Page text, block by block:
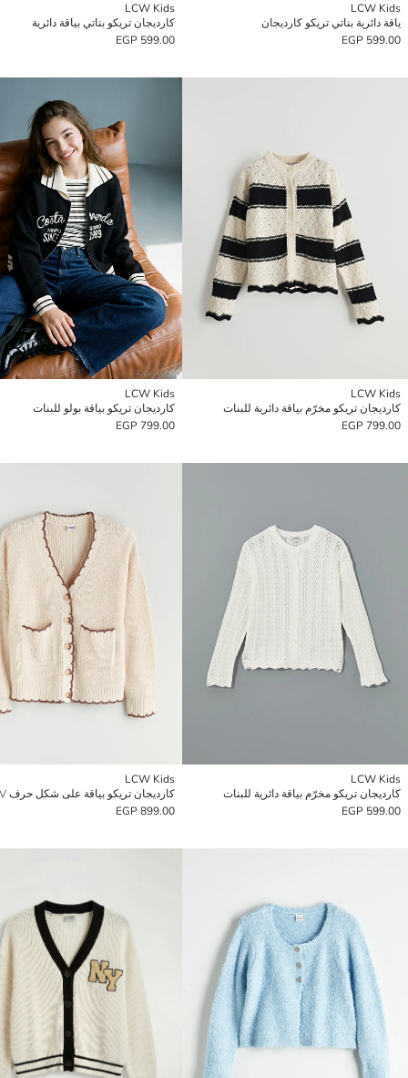
LCW Kids
ياقة دائرية بناتي تريكو كارديجان
599.00 EGP
LCW Kids
كارديجان تريكو بناتي بياقة دائرية
599.00 EGP
LCW Kids
كارديجان تريكو مخرّم بياقة دائرية للبنات
799.00 EGP
LCW Kids
كارديجان تريكو بياقة بولو للبنات
799.00 EGP
LCW Kids
كارديجان تريكو مخرّم بياقة دائرية للبنات
599.00 EGP
LCW Kids
كارديجان تريكو بياقة على شكل حرف V للبنات
899.00 EGP